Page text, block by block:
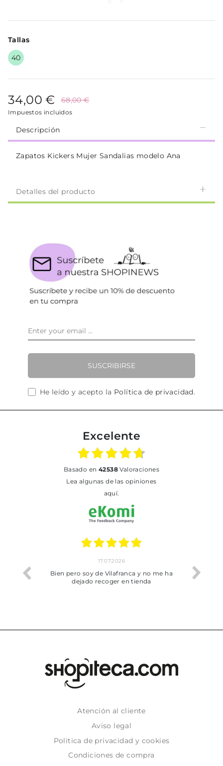
Tallas
40
34,00 € 68,00 €
Impuestos incluidos
Descripción
Zapatos Kickers Mujer Sandalias modelo Ana
Detalles del producto
SUSCRIBIRSE
He leído y acepto la Política de privacidad.
Excelente
basado en 42538Valoraciones
Lea algunas de las opiniones
aquí.
trobat
17.07.2026
Bien pero soy de Vilafranca y no me ha
dejado recoger en tienda
Atención al cliente
Aviso legal
Politica de privacidad y cookies
Condiciones de compra